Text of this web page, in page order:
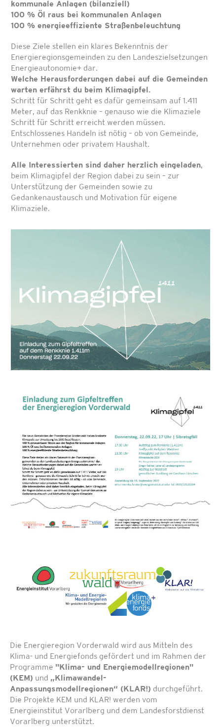
kommunale Anlagen (bilanziell)
100 % Öl raus bei kommunalen Anlagen
100 % energieeffiziente Straßenbeleuchtung
Diese Ziele stellen ein klares Bekenntnis der
Energieregionsgemeinden zu den Landeszielsetzungen
Energieautonomie+ dar.
Welche Herausforderungen dabei auf die Gemeinden
warten erfährst du beim Klimagipfel.
Schritt für Schritt geht es dafür gemeinsam auf 1.411
Meter, auf das Renkknie – genauso wie die Klimaziele
Schritt für Schritt erreicht werden müssen.
Entschlossenes Handeln ist nötig – ob von Gemeinde,
Unternehmen oder privatem Haushalt.
Alle Interessierten sind daher herzlich eingeladen,
beim Klimagipfel der Region dabei zu sein – zur
Unterstützung der Gemeinden sowie zu
Gedankenaustausch und Motivation für eigene
Klimaziele.
Die Energieregion Vorderwald wird aus Mitteln des
Klima- und Energiefonds gefördert und im Rahmen der
Programme "Klima- und Energiemodellregionen"
(KEM) und „Klimawandel-
Anpassungsmodellregionen“ (KLAR!) durchgeführt.
Die Projekte KEM und KLAR! werden vom
Energieinstitut Vorarlberg und dem Landesforstdienst
Vorarlberg unterstützt.